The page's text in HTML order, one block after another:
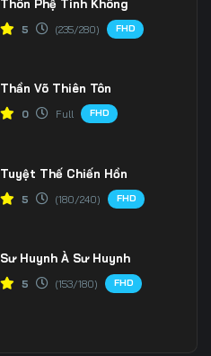
Thôn Phệ Tinh Không
5 (235/280) FHD
Thần Võ Thiên Tôn
0 Full FHD
Tuyệt Thế Chiến Hồn
5 (180/240) FHD
Sư Huynh À Sư Huynh
5 (153/180) FHD